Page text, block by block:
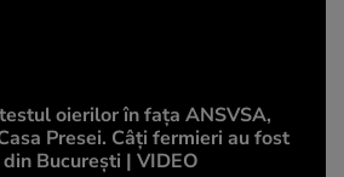
oierilor în fața ANSVSA,
Presei. Câți fermieri au fost
București | VIDEO